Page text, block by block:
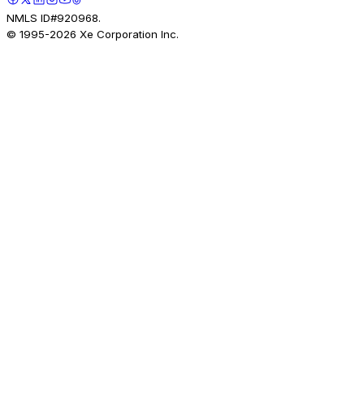
NMLS ID#920968.
© 1995-2026 Xe Corporation Inc.